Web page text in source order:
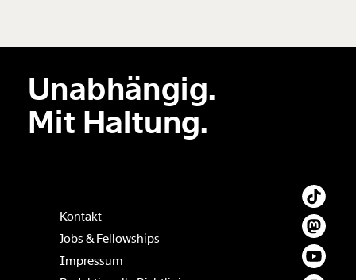
Unabhängig.
Mit Haltung.
Kontakt
Jobs & Fellowships
Impressum